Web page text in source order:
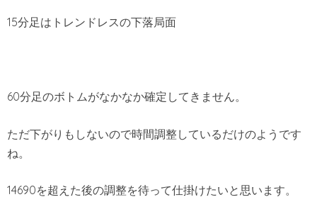
15分足はトレンドレスの下落局面
60分足のボトムがなかなか確定してきません。
ただ下がりもしないので時間調整しているだけのようです
ね。
14690を超えた後の調整を待って仕掛けたいと思います。